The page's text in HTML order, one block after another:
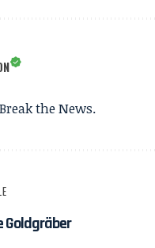
the News.
Goldgräber